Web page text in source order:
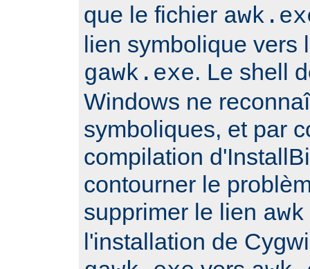
que le fichier
lien symbolique vers
gawk.exe. Le shell
Windows ne
symboliques, et par
compilation
contourner le
supprimer le lien
l'installation de